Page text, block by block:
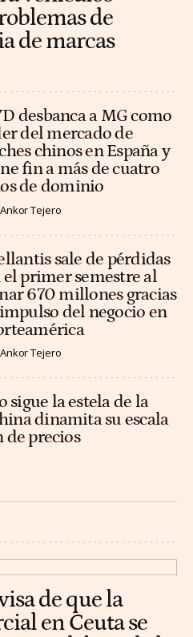
de
de marcas
desbanca a MG como
del mercado de
chinos en España y
fin a más de cuatro
de dominio
Ankor Tejero
sale de pérdidas
el primer semestre al
670 millones gracias
del negocio en
Ankor Tejero
la estela de la
dinamita su escala
de precios
de que la
en Ceuta se